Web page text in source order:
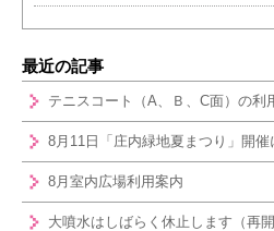
最近の記事
テニスコート（A、Ｂ、C面）の利
8月11日「庄内緑地夏まつり」開
8月室内広場利用案内
大噴水はしばらく休止します（再開